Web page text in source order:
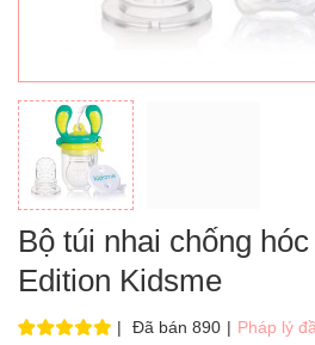
Bộ túi nhai chống
Edition Kidsme
| Đã bán 890 | Pháp lý